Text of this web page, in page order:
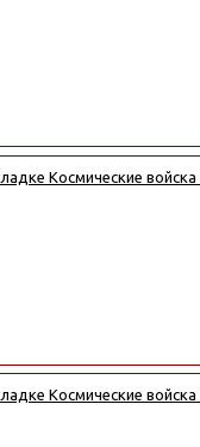
Космические
Космические